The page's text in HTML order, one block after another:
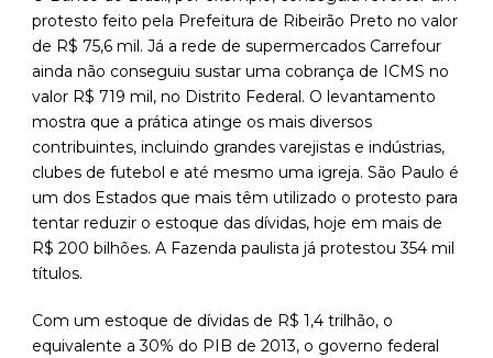
protesto feito pela Prefeitura de Ribeirão Preto no valor
de R$ 75,6 mil. Já a rede de supermercados Carrefour
ainda não conseguiu sustar uma cobrança de ICMS no
valor R$ 719 mil, no Distrito Federal. O levantamento
mostra que a prática atinge os mais diversos
contribuintes, incluindo grandes varejistas e indústrias,
clubes de futebol e até mesmo uma igreja. São Paulo é
um dos Estados que mais têm utilizado o protesto para
tentar reduzir o estoque das dívidas, hoje em mais de
R$ 200 bilhões. A Fazenda paulista já protestou 354 mil
títulos.
Com um estoque de dívidas de R$ 1,4 trilhão, o
equivalente a 30% do PIB de 2013, o governo federal